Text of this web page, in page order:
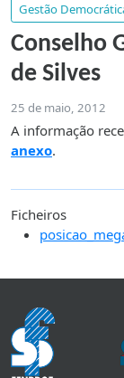
Gestão
Conselho
de Silves
25 de maio, 2012
A informação
anexo.
Ficheiros